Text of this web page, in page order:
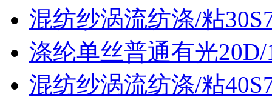
混纺纱涡流纺涤/粘
涤纶单丝普通有光20D/
混纺纱涡流纺涤/粘